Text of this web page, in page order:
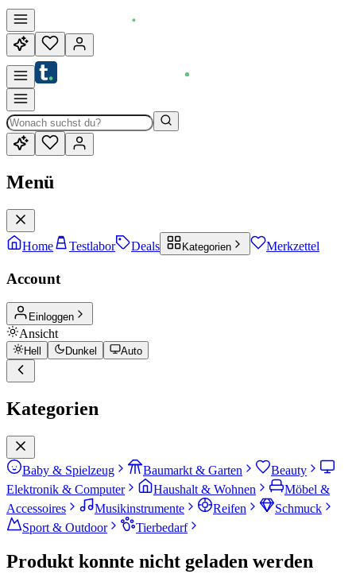
Menü
Home Testlabor Deals Kategorien Merkzettel
Account
Einloggen
Ansicht
Hell Dunkel Auto
Kategorien
Baby & Spielzeug Baumarkt & Garten
Beauty
Elektronik & Computer
Haushalt & Wohnen
Möbel &
Accessoires
Musikinstrumente Reifen
Schmuck
Sport & Outdoor
Tierbedarf
Produkt konnte nicht geladen werden